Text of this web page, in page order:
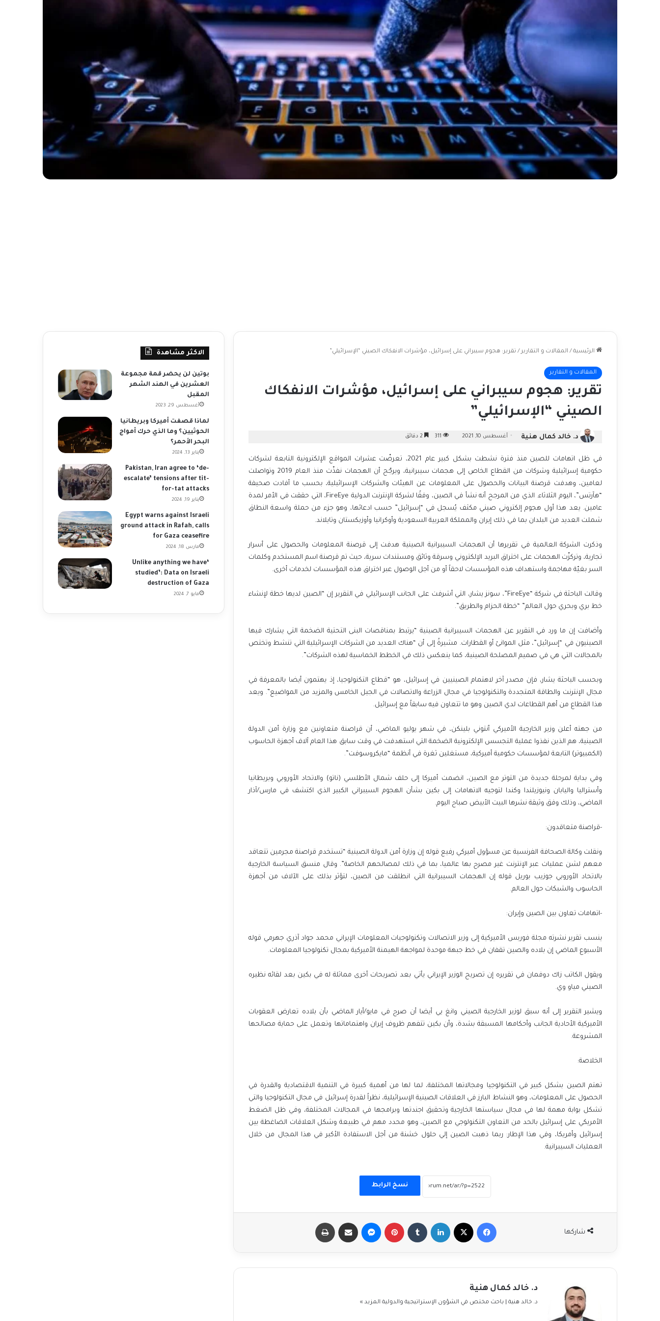
الرئيسية / المقالات و التقارير / تقرير: هجوم سيبراني على إسرائيل، مؤشرات الانفكاك الصيني “الإسرائيلي”
المقالات و التقارير
تقرير: هجوم سيبراني على إسرائيل، مؤشرات الانفكاك
الصيني “الإسرائيلي”
د. خالد كمال هنية أغسطس 10, 2021
في ظل اتهامات للصين منذ فترة نشطت بشكل كبير عام 2021، تعرضّت عشرات المواقع الإلكترونية التابعة لشركات
حكومية إسرائيلية وشركات من القطاع الخاص إلى هجمات سيبرانية، ويرجّح أن الهجمات نفذّت منذ العام 2019 وتواصلت
لعامين، وهدفت قرصنة البيانات والحصول على المعلومات عن الهيئات والشركات الإسرائيلية، بحسب ما أفادت صحيفة
“هآرتس”، اليوم الثلاثاء. الذي من المرجح أنه نشأ في الصين، وفقًا لشركة الإنترنت الدولية FireEye، التي حققت في الأمر لمدة
عامين. يعد هذا أول هجوم إلكتروني صيني مكثف يُسجل في “إسرائيل” حسب ادعائها، وهو جزء من حملة واسعة النطاق
شملت العديد من البلدان بما في ذلك إيران والمملكة العربية السعودية وأوكرانيا وأوزبكستان وتايلاند.
وذكرت الشركة العالمية في تقريرها أن الهجمات السيبرانية الصينية هدفت إلى قرصنة المعلومات والحصول على أسرار
تجارية، وتركزّت الهجمات على اختراق البريد الإلكتروني وسرقة وثائق ومستندات سرية، حيث تم قرصنة اسم المستخدم وكلمات
السر بغيّة مهاجمة واستهداف هذه المؤسسات لاحقاً أو من أجل الوصول عبر اختراق هذه المؤسسات لخدمات أخرى.
وقالت الباحثة في شركة “FireEye”، سونز يشار، التي أشرفت على الجانب الإسرائيلي في التقرير إن “الصين لديها خطة لإنشاء
خط بري وبحري حول العالم” “خطة الحزام والطريق”.
وأضافت إن ما ورد في التقرير عن الهجمات السيبرانية الصينية “يرتبط بمناقصات البنى التحتية الضخمة التي يشارك فيها
الصينيون في “إسرائيل”، مثل الموانئ أو القطارات. مشيرةً إلى أن “هناك العديد من الشركات الإسرائيلية التي تنشط وتختص
بالمجالات التي هي في صميم المصلحة الصينية، كما ينعكس ذلك في الخطط الخماسية لهذه الشركات”.
وبحسب الباحثة يشار، فإن مصدر آخر لاهتمام الصينيين في إسرائيل، هو “قطاع التكنولوجيا، إذ يهتمون أيضا بالمعرفة في
مجال الإنترنت والطاقة المتجددة والتكنولوجيا في مجال الزراعة والاتصالات في الجيل الخامس والمزيد من المواضيع”. ويعد
هذا القطاع من أهم القطاعات لدي الصين وهو ما تتعاون فيه سابقاً مع إسرائيل.
من جهته أعلن وزير الخارجية الأميركي أنتوني بلينكن، في شهر يوليو الماضي، أن قراصنة متعاونين مع وزارة أمن الدولة
الصينية، هم الذين نفذوا عملية التجسس الإلكترونية الضخمة التي استهدفت في وقت سابق هذا العام آلاف أجهزة الحاسوب
(الكمبيوتر) التابعة لمؤسسات حكومية أميركية، مستغلين ثغرة في أنظمة “مايكروسوفت”.
وفي بداية لمرحلة جديدة من التوتر مع الصين، انضمت أميركا إلى حلف شمال الأطلسي (ناتو) والاتحاد الأوروبي وبريطانيا
وأستراليا واليابان ونيوزيلندا وكندا لتوجيه الاتهامات إلى بكين بشأن الهجوم السيبراني الكبير الذي اكتشف في مارس/آذار
الماضي، وذلك وفق وثيقة نشرها البيت الأبيض صباح اليوم.
-قراصنة متعاقدون:
ونقلت وكالة الصحافة الفرنسية عن مسؤول أميركي رفيع قوله إن وزارة أمن الدولة الصينية “تستخدم قراصنة مجرمين تتعاقد
معهم لشن عمليات عبر الإنترنت غير مصرح بها عالميا، بما في ذلك لمصالحهم الخاصة”. وقال منسق السياسة الخارجية
بالاتحاد الأوروبي جوزيب بوريل قوله إن الهجمات السيبرانية التي انطلقت من الصين، لتؤثر بذلك على الآلاف من أجهزة
الحاسوب والشبكات حول العالم.
-اتهامات تعاون بين الصين وإيران:
ينسب تقرير نشرته مجلة فوربس الأميركية إلى وزير الاتصالات وتكنولوجيات المعلومات الإيراني محمد جواد آذري جهرمي قوله
الأسبوع الماضي إن بلاده والصين تقفان في خط جبهة موحدة لمواجهة الهيمنة الأميركية بمجال تكنولوجيا المعلومات.
ويقول الكاتب زاك دوفمان في تقريره إن تصريح الوزير الإيراني يأتي بعد تصريحات أخرى مماثلة له في بكين بعد لقائه نظيره
الصيني مياو وي.
ويشير التقرير إلى أنه سبق لوزير الخارجية الصيني وانغ يي أيضا أن صرح في مايو/أيار الماضي بأن بلاده تعارض العقوبات
الأميركية الأحادية الجانب وأحكامها المسبقة بشدة، وأن بكين تتفهم ظروف إيران واهتماماتها وتعمل على حماية مصالحها
المشروعة.
الخلاصة:
تهتم الصين بشكل كبير في التكنولوجيا ومجالاتها المختلفة، لما لها من أهمية كبيرة في التنمية الاقتصادية والقدرة في
الحصول على المعلومات، وهو النشاط البارز في العلاقات الصينية الإسرائيلية، نظراً لقدرة إسرائيل في مجال التكنولوجيا والتي
تشكل بوابة مهمة لها في مجال سياستها الخارجية وتحقيق اجندتها وبرامجها في المجالات المختلفة، وفي ظل الضغط
الأمريكي على إسرائيل بالحد من التعاون التكنولوجي مع الصين، وهو محدد مهم في طبيعة وشكل العلاقات الضاغطة بين
إسرائيل وأمريكا، وفي هذا الإطار: ربما ذهبت الصين إلي حلول خشنة من أجل الاستفادة الأكبر في هذا المجال من خلال
العمليات السيبرانية.
نسخ الرابط
شاركها
فيسبوك لينكدإن بينتيريست ماسنجر مشاركة عبر البريد طباعة
د. خالد كمال هنية
د. خالد هنية | باحث مختص في الشؤون الإستراتيجية والدولية المزيد »
جوائز نوبل والحصيلة الآسيوية
جزر بحر الصين الصناعية، مشاريع تنموية ام
تكتيكات عسكرية!
مستقبل مجهول يكتنف مصير الحرب على
نتنياهو
Egypt, Iran tighten relations amid
الاكثر مشاهدة
بوتين لن يحضر قمة مجموعة
العشرين في الهند الشهر
المقبل
أغسطس 29, 2023
لماذا قصفت أميركا وبريطانيا
الحوثيين؟ وما الذي حرك أمواج
البحر الأحمر؟
يناير 13, 2024
Pakistan, Iran agree to ‘de-
escalate’ tensions after tit-
for-tat attacks
يناير 19, 2024
Egypt warns against Israeli
ground attack in Rafah, calls
for Gaza ceasefire
مارس 18, 2024
‘Unlike anything we have
studied’: Data on Israeli
destruction of Gaza
مايو 7, 2024